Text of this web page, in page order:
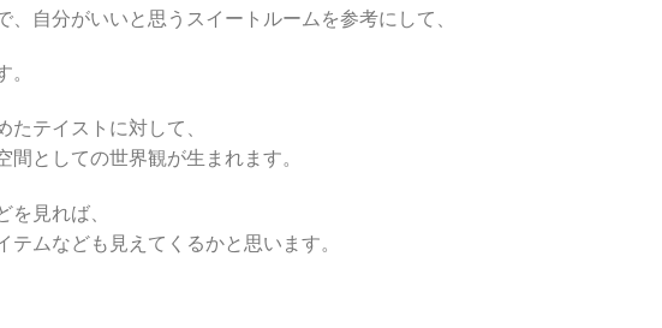
、自分がいいと思うスイートルームを参考にして、
テイストに対して、
としての世界観が生まれます。
見れば、
テムなども見えてくるかと思います。